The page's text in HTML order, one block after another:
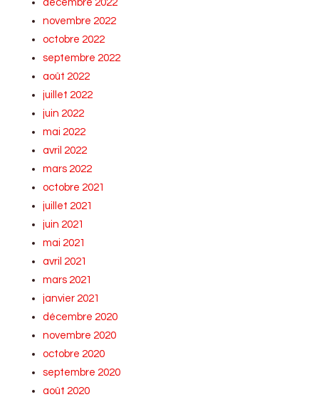
décembre 2022
novembre 2022
octobre 2022
septembre 2022
août 2022
juillet 2022
juin 2022
mai 2022
avril 2022
mars 2022
octobre 2021
juillet 2021
juin 2021
mai 2021
avril 2021
mars 2021
janvier 2021
décembre 2020
novembre 2020
octobre 2020
septembre 2020
août 2020